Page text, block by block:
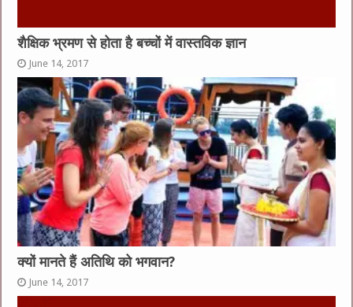
शैक्षिक भ्रमण से होता है बच्चों में वास्तविक ज्ञान
June 14, 2017
क्यों मानते हैं अतिथि को भगवान?
June 14, 2017